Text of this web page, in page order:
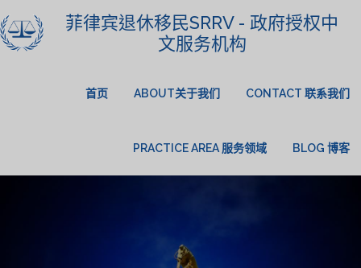
菲律宾退休移民SRRV - 政府授权中
文服务机构
首页 ABOUT关于我们 CONTACT 联系我们
PRACTICE AREA 服务领域 BLOG 博客